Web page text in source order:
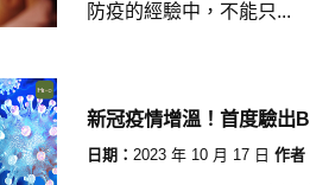
防疫的經驗中，不能只...
新冠疫情增溫！首度驗出
日期： 2023 年 10 月 17 日 作者